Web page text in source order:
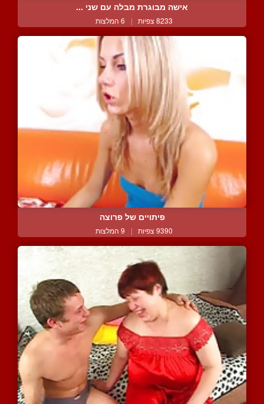
אישה מבוגרת מבלה עם שני ...
8233 צפיות | 6 המלצות
פיתויים של פרוצה
9390 צפיות | 9 המלצות